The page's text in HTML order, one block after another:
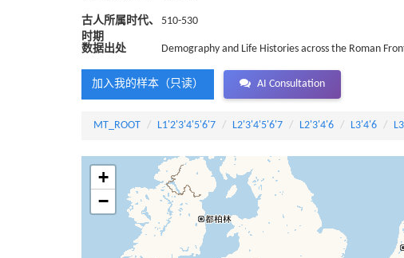
古人所属时代、
时期
510-530
数据出处 Demography and Life Histories across the Roman
加入我的样本（只读） AI Consultation
MT_ROOT L1'2'3'4'5'6'7 L2'3'4'5'6'7 L2'3'4'6 L3'4'6
+
−